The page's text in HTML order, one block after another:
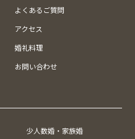
よくあるご質問
アクセス
婚礼料理
お問い合わせ
少人数婚・家族婚